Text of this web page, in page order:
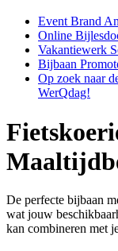
Event Brand
Online
Vakantiewerk
Bijbaan
Op zoek naar
WerQdag!
De perfecte bijbaan
wat jouw
kan combineren met